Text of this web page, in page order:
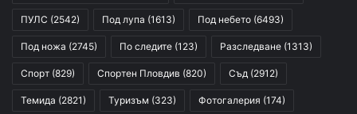
ПУЛС (2542) Под лупа (1613) Под небето (6493)
Под ножа (2745) По следите (123) Разследване (1313)
Спорт (829) Спортен Пловдив (820) Съд (2912)
Темида (2821) Туризъм (323) Фотогалерия (174)